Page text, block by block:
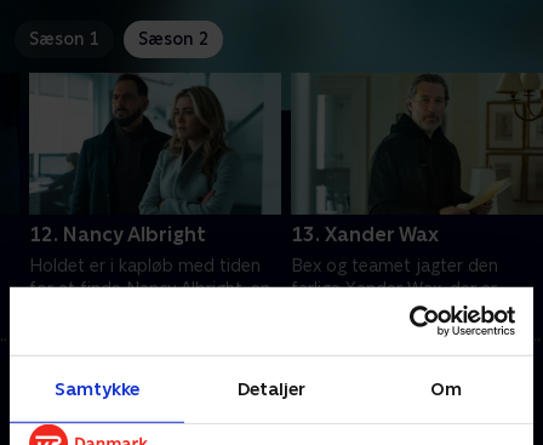
Samtykke Detaljer Om
Sæson 1 Sæson 2
12. Nancy Albright
Holdet er i kapløb med tiden
for at finde Nancy Albright, en
afsløres sandheder om
betroede personer.
13. Xander Wax
Bex og teamet jagter den
farlige Xander Wax, der er
flygtet fra fængslet og har en
forkærlighed for uforudsigelige
giftmord.
Andre så også